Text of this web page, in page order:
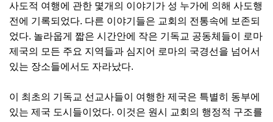
사도적 여행에 관한 몇개의 이야기가 성 누가에 의해 사도행
전에 기록되었다. 다른 이야기들은 교회의 전통속에 보존되
었다. 놀라웁게 짧은 시간안에 작은 기독교 공동체들이 로마
제국의 모든 주요 지역들과 심지어 로마의 국경선을 넘어서
있는 장소들에서도 자라났다.
이 최초의 기독교 선교사들이 여행한 제국은 특별히 동부에
있는 제국 도시들이었다. 이것은 원시 교회의 행정적 구조를